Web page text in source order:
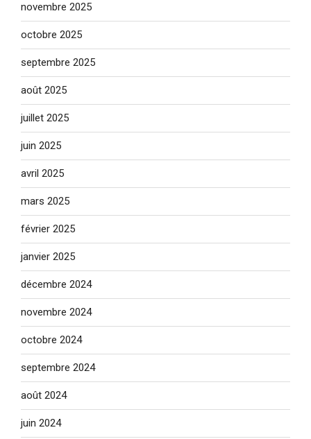
novembre 2025
octobre 2025
septembre 2025
août 2025
juillet 2025
juin 2025
avril 2025
mars 2025
février 2025
janvier 2025
décembre 2024
novembre 2024
octobre 2024
septembre 2024
août 2024
juin 2024